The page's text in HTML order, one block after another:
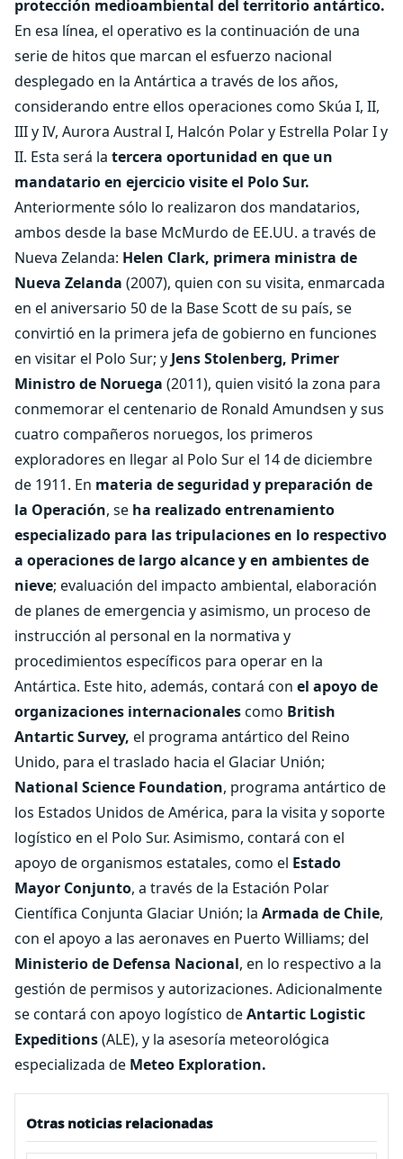
protección medioambiental del territorio antártico.
En esa línea, el operativo es la continuación de una
serie de hitos que marcan el esfuerzo nacional
desplegado en la Antártica a través de los años,
considerando entre ellos operaciones como Skúa I, II,
III y IV, Aurora Austral I, Halcón Polar y Estrella Polar I y
II. Esta será la tercera oportunidad en que un
mandatario en ejercicio visite el Polo Sur.
Anteriormente sólo lo realizaron dos mandatarios,
ambos desde la base McMurdo de EE.UU. a través de
Nueva Zelanda: Helen Clark, primera ministra de
Nueva Zelanda (2007), quien con su visita, enmarcada
en el aniversario 50 de la Base Scott de su país, se
convirtió en la primera jefa de gobierno en funciones
en visitar el Polo Sur; y Jens Stolenberg, Primer
Ministro de Noruega (2011), quien visitó la zona para
conmemorar el centenario de Ronald Amundsen y sus
cuatro compañeros noruegos, los primeros
exploradores en llegar al Polo Sur el 14 de diciembre
de 1911. En materia de seguridad y preparación de
la Operación, se ha realizado entrenamiento
especializado para las tripulaciones en lo respectivo
a operaciones de largo alcance y en ambientes de
nieve; evaluación del impacto ambiental, elaboración
de planes de emergencia y asimismo, un proceso de
instrucción al personal en la normativa y
procedimientos específicos para operar en la
Antártica. Este hito, además, contará con el apoyo de
organizaciones internacionalescomo British
Antartic Survey, el programa antártico del Reino
Unido, para el traslado hacia el Glaciar Unión;
National Science Foundation, programa antártico de
los Estados Unidos de América, para la visita y soporte
logístico en el Polo Sur. Asimismo, contará con el
apoyo de organismos estatales, como el Estado
Mayor Conjunto, a través de la Estación Polar
Científica Conjunta Glaciar Unión; la Armada de Chile,
con el apoyo a las aeronaves en Puerto Williams; del
Ministerio de Defensa Nacional, en lo respectivo a la
gestión de permisos y autorizaciones. Adicionalmente
se contará con apoyo logístico deAntartic Logistic
Expeditions(ALE), y la asesoría meteorológica
especializada de Meteo Exploration.
Otras noticias relacionadas